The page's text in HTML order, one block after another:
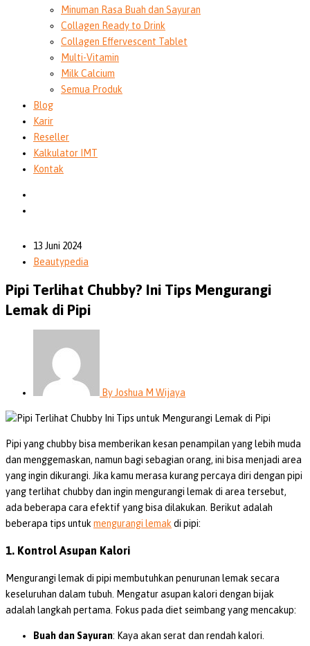
Minuman Rasa Buah dan Sayuran
Collagen Ready to Drink
Collagen Effervescent Tablet
Multi-Vitamin
Milk Calcium
Semua Produk
Blog
Karir
Reseller
Kalkulator IMT
Kontak
13 Juni 2024
Beautypedia
Pipi Terlihat Chubby? Ini Tips Mengurangi
Lemak di Pipi
By Joshua M Wijaya
Pipi yang chubby bisa memberikan kesan penampilan yang lebih muda
dan menggemaskan, namun bagi sebagian orang, ini bisa menjadi area
yang ingin dikurangi. Jika kamu merasa kurang percaya diri dengan pipi
yang terlihat chubby dan ingin mengurangi lemak di area tersebut,
ada beberapa cara efektif yang bisa dilakukan. Berikut adalah
beberapa tips untuk mengurangi lemak di pipi:
1. Kontrol Asupan Kalori
Mengurangi lemak di pipi membutuhkan penurunan lemak secara
keseluruhan dalam tubuh. Mengatur asupan kalori dengan bijak
adalah langkah pertama. Fokus pada diet seimbang yang mencakup:
Buah dan Sayuran: Kaya akan serat dan rendah kalori.